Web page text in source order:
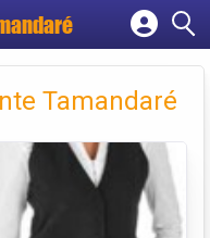
empresa
Tamandaré